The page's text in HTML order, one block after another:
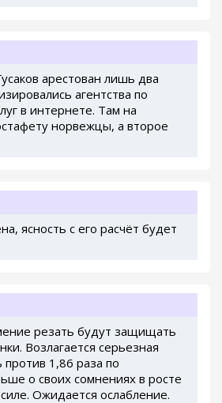
арестован лишь два
агентства по
в интернете. Там на
норвежцы, а второе
ясность с его расчёт будет
резать будут защищать
Возлагается серьезная
против 1,86 раза по
о своих сомнениях в росте
Ожидается ослабление.